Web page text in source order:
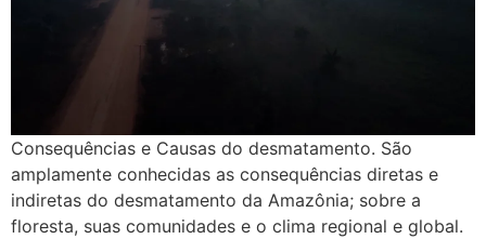
Consequências e Causas do desmatamento. São
amplamente conhecidas as consequências diretas e
indiretas do desmatamento da Amazônia; sobre a
floresta, suas comunidades e o clima regional e global.